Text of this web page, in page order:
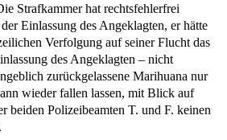
Strafkammer hat rechtsfehlerfrei
Einlassung des Angeklagten, er hätte
Verfolgung auf seiner Flucht das
des Angeklagten – nicht
zurückgelassene Marihuana nur
wieder fallen lassen, mit Blick auf
beiden Polizeibeamten T. und F. keinen